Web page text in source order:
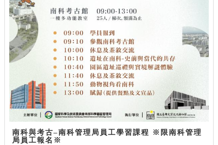
南科與考古–南科管理局員工學習課程 ※限南科管理
局員工報名※